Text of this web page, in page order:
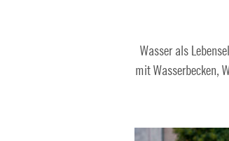
Wasser als
mit Wasserbecken,